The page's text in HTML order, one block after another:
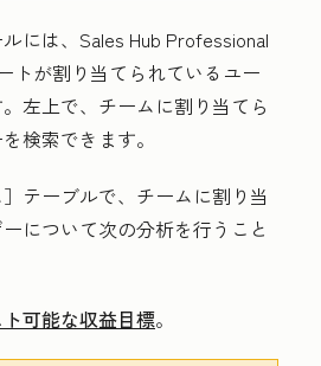
には、 Sales Hub Professional
トが割り当てられているユー
左上で、チームに割り当てら
検索できます。
テーブルで、チームに割り当
について次の分析を行うこと
可能な収益目標。